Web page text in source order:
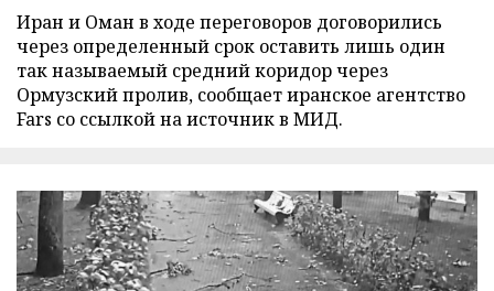
Иран и Оман в ходе переговоров договорились
через определенный срок оставить лишь один
так называемый средний коридор через
Ормузский пролив, сообщает иранское агентство
Fars со ссылкой на источник в МИД.